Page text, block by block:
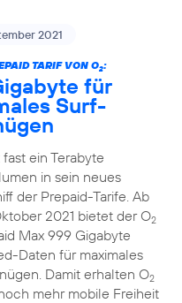
2021
TARIF VON O2:
für
Surf-
ein Terabyte
in sein neues
der Prepaid-Tarife. Ab
2021 bietet der O2
Max 999 Gigabyte
Daten für maximales
Damit erhalten O2
mehr mobile Freiheit